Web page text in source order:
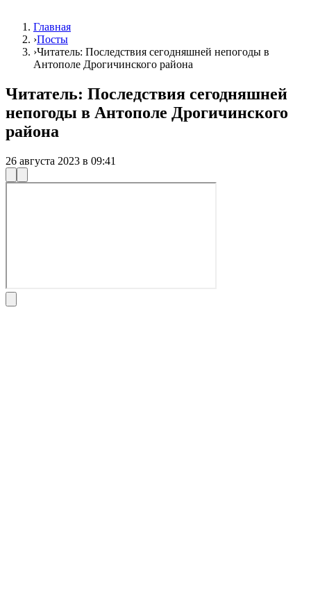
Главная
›Посты
›Читатель: Последствия сегодняшней непогоды в
Антополе Дрогичинского района
Читатель: Последствия сегодняшней
непогоды в Антополе Дрогичинского
района
26 августа 2023 в 09:41